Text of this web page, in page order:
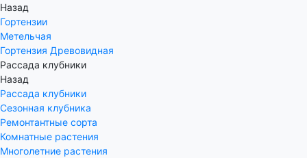
Назад
Гортензии
Метельчая
Гортензия Древовидная
Рассада клубники
Назад
Рассада клубники
Сезонная клубника
Ремонтантные сорта
Комнатные растения
Многолетние растения